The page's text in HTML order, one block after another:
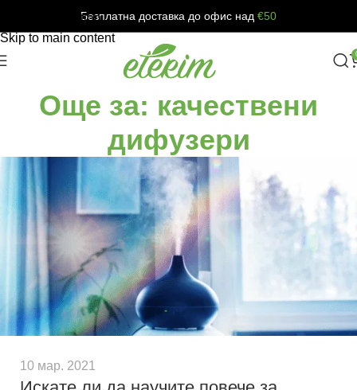
Skip to navigation
Skip to main content
Безплатна доставка до офис над €50
Още за: качествени
дифузери
10 мар. 2021